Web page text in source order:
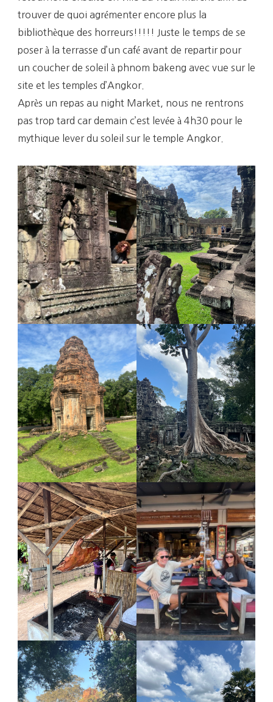
trouver de quoi agrémenter encore plus la
bibliothèque des horreurs!!!!! Juste le temps de se
poser à la terrasse d’un café avant de repartir pour
un coucher de soleil à phnom bakeng avec vue sur le
site et les temples d’Angkor.
Après un repas au night Market, nous ne rentrons
pas trop tard car demain c’est levée à 4h30 pour le
mythique lever du soleil sur le temple Angkor.